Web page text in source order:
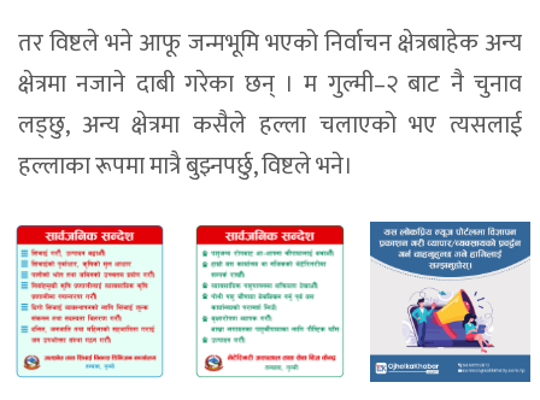
तर विष्टले भने आफू जन्मभूमि भएको निर्वाचन क्षेत्रबाहेक अन्य
क्षेत्रमा नजाने दाबी गरेका छन् । म गुल्मी–२ बाट नै चुनाव
लड्छु, अन्य क्षेत्रमा कसैले हल्ला चलाएको भए त्यसलाई
हल्लाका रूपमा मात्रै बुझ्नपर्छु, विष्टले भने।